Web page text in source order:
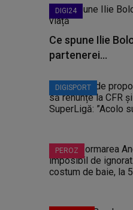
DIGI24
Ce spune Ilie
partenerei...
DIGISPORT
PEROZ